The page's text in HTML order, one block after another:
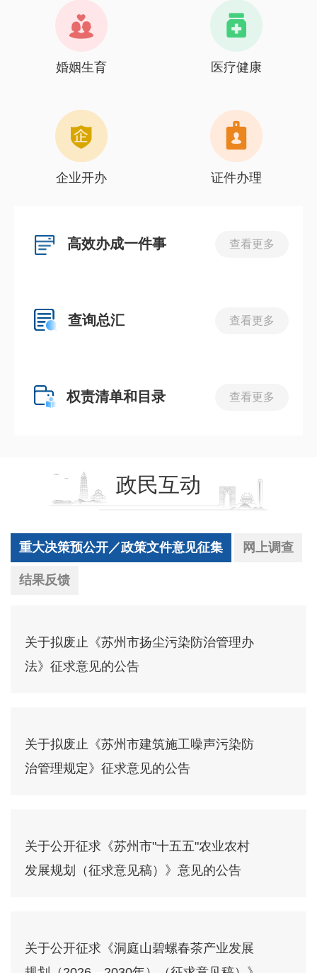
婚姻生育 医疗健康
企业开办 证件办理
高效办成一件事 查看更多
查询总汇 查看更多
权责清单和目录 查看更多
政民互动
重大决策预公开／政策文件意见征集 网上调查
结果反馈
关于拟废止《苏州市扬尘污染防治管理办
法》征求意见的公告
关于拟废止《苏州市建筑施工噪声污染防
治管理规定》征求意见的公告
关于公开征求《苏州市"十五五"农业农村
发展规划（征求意见稿）》意见的公告
关于公开征求《洞庭山碧螺春茶产业发展